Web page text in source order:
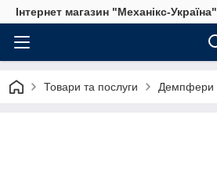
Інтернет магазин "Механікс-Україна"
Товари та послуги Демпфери